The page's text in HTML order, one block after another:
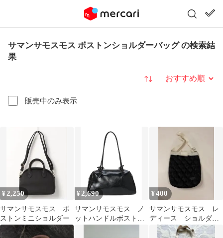
サマンサモスモス ボストンショルダーバッグ の検索結
果
販売中のみ表示
並び替え
¥ 2,250
サマンサモスモス ボ
ストンミニショルダー
¥ 2,690
サマンサモスモス ノ
ットハンドルボストン
¥400
サマンサモスモス レ
ディース ショルダー
バッグ ハンドバック